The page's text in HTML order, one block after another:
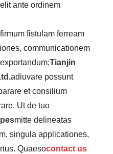
ante ordinem
fistulam ferream
communicationem
Tianjin
adiuvare possunt
et consilium
Ut de tuo
mitte delineatas
singula applicationes,
Quaesocontact us